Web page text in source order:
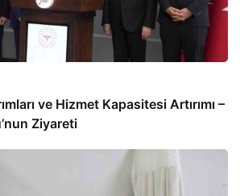
ve Hizmet Kapasitesi Artırımı –
Ziyareti